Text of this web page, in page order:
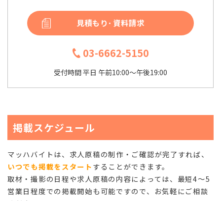
見積もり･資料請求
03-6662-5150
受付時間 平日 午前10:00～午後19:00
掲載スケジュール
マッハバイトは、求人原稿の制作・ご確認が完了すれば、
いつでも掲載をスタートすることができます。
取材・撮影の日程や求人原稿の内容によっては、最短4～5
営業日程度での掲載開始も可能ですので、お気軽にご相談